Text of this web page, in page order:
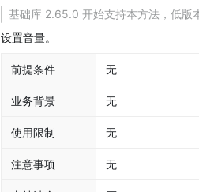
基础库 2.65.0 开始支持本方法，低版
设置音量。
前提条件 无
业务背景 无
使用限制 无
注意事项 无